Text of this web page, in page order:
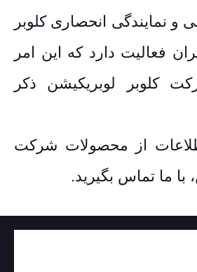
و نمایندگی انحصاری کلوبر
فعالیت دارد که این امر
کلوبر لوبریکیشن ذکر
از محصولات شرکت
با ما تماس بگیرید.